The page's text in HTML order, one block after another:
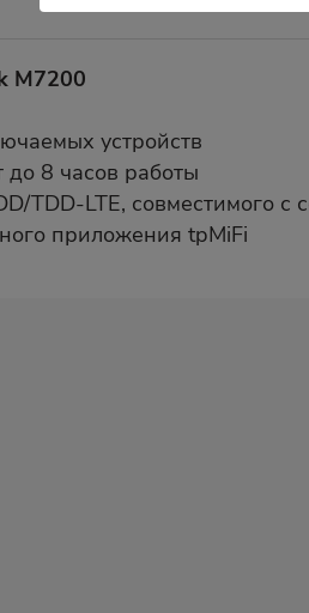
M7200
устройств
8 часов работы
TDD-LTE, совместимого с
приложения tpMiFi